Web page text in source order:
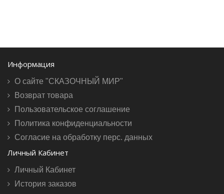
Информация
О сайте "СКАЗОЧНЫЙ МИР"
Возврат товара
Пользовательское соглашение
Политика конфиденциальности
Согласие на обработку перс. данных
Личный Кабинет
Личный Кабинет
История заказов